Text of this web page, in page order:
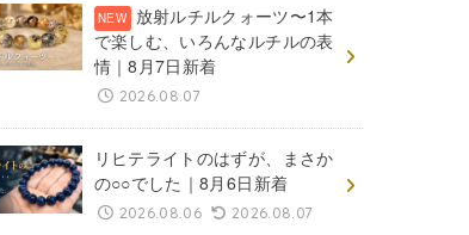
放射ルチルクォーツ〜1本
で楽しむ、いろんなルチルの表
情｜8月7日新着
2026.08.07
リヒテライトのはずが、まさか
の○○でした｜8月6日新着
2026.08.06 2026.08.07